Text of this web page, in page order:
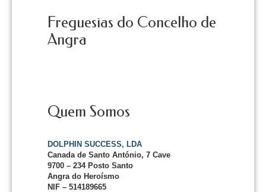
Freguesias do Concelho de
Angra
Quem Somos
DOLPHIN SUCCESS, LDA
Canada de Santo António, 7 Cave
9700 – 234 Posto Santo
Angra do Heroísmo
NIF – 514189665